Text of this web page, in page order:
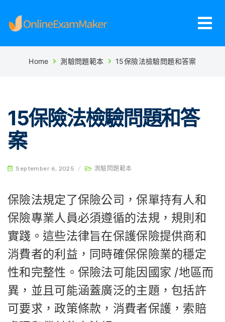
Home 測驗問題範本 15保險法檢驗問題和答案
15保險法檢驗問題和答
案
September 6, 2025 / 測驗問題範本
保險法規定了保險公司，保單持有人和
保險專業人員必須遵循的法規，規則和
實踐。這些法律旨在保護保險提供商和
消費者的利益，同時確保保險業的穩定
性和完整性。保險法可能因國家 /地區而
異，並且可能涵蓋廣泛的主題，包括許
可要求，政策條款，消費者保護，索賠